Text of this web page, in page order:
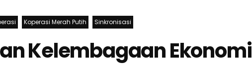
Koperasi Merah Putih Sinkronisasi
Kelembagaan Ekonomi